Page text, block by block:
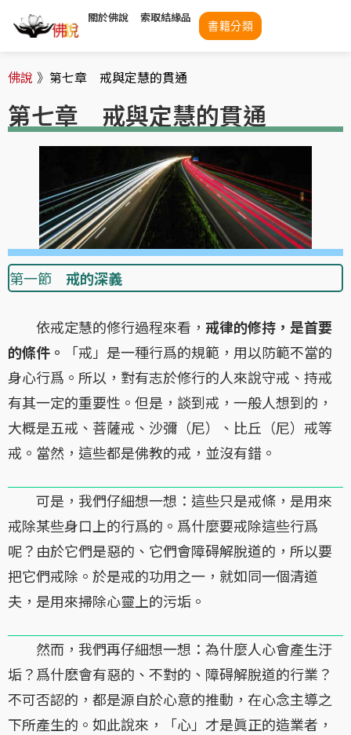
關於佛說 索取結緣品
書籍分類
佛說 》 第七章 戒與定慧的貫通
第七章 戒與定慧的貫通
第一節 戒的深義
依戒定慧的修行過程來看， 戒律的修持，是首要
的條件。
「戒」是一種行爲的規範，用以防範不當的
身心行爲。所以，對有志於修行的人來說守戒、持戒
有其一定的重要性。但是，談到戒，一般人想到的，
大概是五戒、菩薩戒、沙彌（尼）、比丘（尼）戒等
戒。當然，這些都是佛教的戒，並沒有錯。
可是，我們仔細想一想：這些只是戒條，是用來
戒除某些身口上的行爲的。爲什麼要戒除這些行爲
呢？由於它們是惡的、它們會障碍解脫道的，所以要
把它們戒除。於是戒的功用之一，就如同一個清道
夫，是用來掃除心靈上的污垢。
然而，我們再仔細想一想：為什麼人心會產生汙
垢？爲什麽會有惡的、不對的、障碍解脫道的行業？
不可否認的，都是源自於心意的推動，在心念主導之
下所產生的。如此說來，「心」才是眞正的造業者，